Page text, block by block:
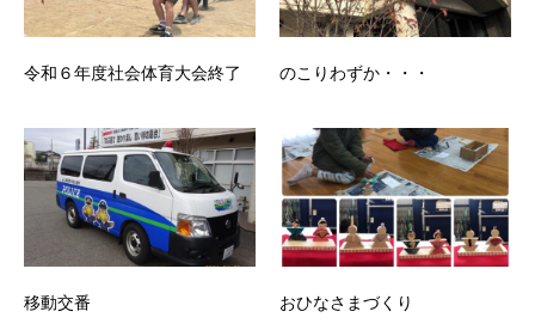
令和６年度社会体育大会終了 のこりわずか・・・
移動交番 おひなさまづくり